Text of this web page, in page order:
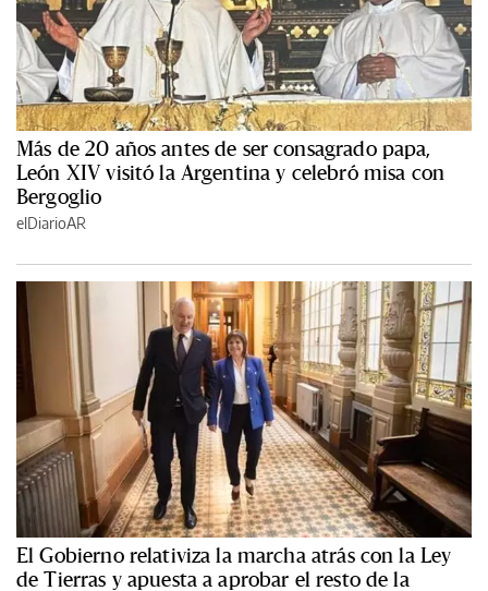
Más de 20 años antes de ser consagrado papa,
León XIV visitó la Argentina y celebró misa con
Bergoglio
elDiarioAR
El Gobierno relativiza la marcha atrás con la Ley
de Tierras y apuesta a aprobar el resto de la